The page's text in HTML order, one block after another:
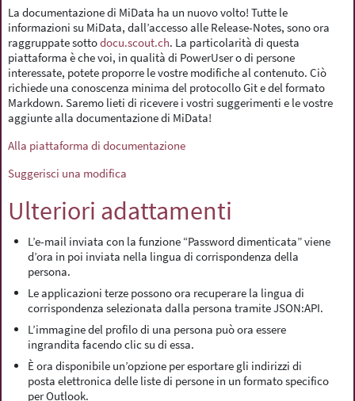
La documentazione di MiData ha un nuovo volto! Tutte le
informazioni su MiData, dall’accesso alle Release-Notes, sono ora
raggruppate sottodocu.scout.ch. La particolarità di questa
piattaforma è che voi, in qualità di PowerUser o di persone
interessate, potete proporre le vostre modifiche al contenuto. Ciò
richiede una conoscenza minima del protocollo Git e del formato
Markdown. Saremo lieti di ricevere i vostri suggerimenti e le vostre
aggiunte alla documentazione di MiData!
Alla piattaforma di documentazione
Suggerisci una modifica
Ulteriori adattamenti
L’e-mail inviata con la funzione “Password dimenticata” viene
d’ora in poi inviata nella lingua di corrispondenza della
persona.
Le applicazioni terze possono ora recuperare la lingua di
corrispondenza selezionata dalla persona tramite JSON:API.
L’immagine del profilo di una persona può ora essere
ingrandita facendo clic su di essa.
È ora disponibile un’opzione per esportare gli indirizzi di
posta elettronica delle liste di persone in un formato specifico
per Outlook.